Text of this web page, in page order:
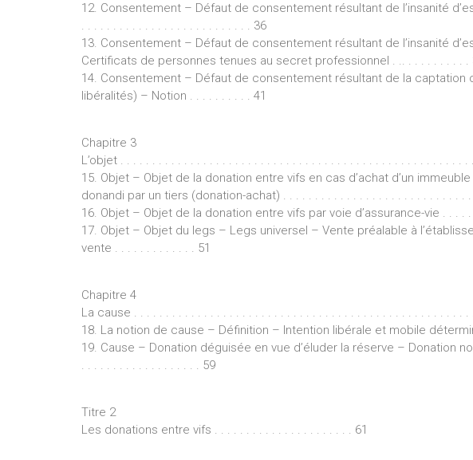
12. Consentement – Défaut de consentement résultant de l’insanité
. . . . . . . . . . . . . . . . . . . . . . . . . . . 36
13. Consentement – Défaut de consentement résultant de l’insanité
Certificats de personnes tenues au secret professionnel . .. . . . . . . . . . .
14. Consentement – Défaut de consentement résultant de la captation
libéralités) – Notion . . . . . . . . . . 41
Chapitre 3
L’objet . . . . . . . . . . . . . . . . . . . . . . . . . . . . . . . . . . . . . . . . . . . . . . . . . . . . . . .
15. Objet – Objet de la donation entre vifs en cas d’achat d’un
donandi par un tiers (donation-achat) . . . . . . . . . . . . . . . . . . . . . . . . . . . . .
16. Objet – Objet de la donation entre vifs par voie d’assurance-vie . . . . .
17. Objet – Objet du legs – Legs universel – Vente préalable à
vente . . . . . . . . . . . . . 51
Chapitre 4
La cause . . . . . . . . . . . . . . . . . . . . . . . . . . . . . . . . . . . . . . . . . . . . . . . . . . . . .
18. La notion de cause – Définition – Intention libérale et mobile
19. Cause – Donation déguisée en vue d’éluder la réserve – Donation
. . . . . . . . . . . . . . . . . . . 59
Titre 2
Les donations entre vifs . . . . . . . . . . . . . . . . . . . . . . 61